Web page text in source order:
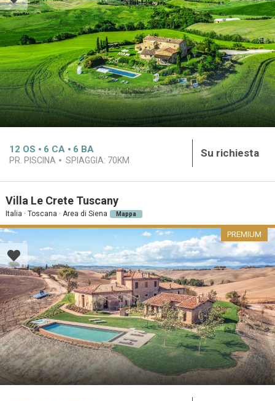
12 OS 6 CA 6 BA
PR. PISCINA SPIAGGIA: 70KM
Su richiesta
Villa Le Crete Tuscany
Italia · Toscana · Area di Siena Mappa
PREMIUM